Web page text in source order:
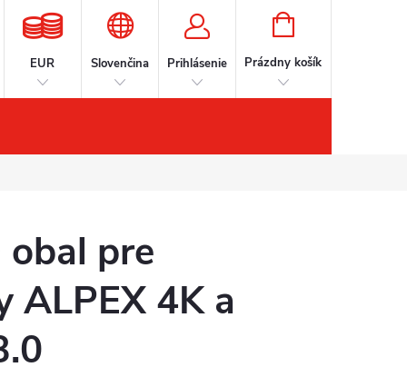
EUR Slovenčina Prihlásenie
NÁKUPNÝ
Prázdny košík
obal pre
ALPEX 4K a